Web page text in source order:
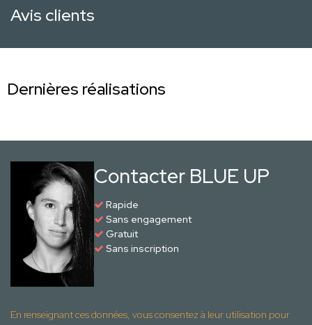
Avis clients
Dernières réalisations
Contacter BLUE UP
Rapide
Sans engagement
Gratuit
Sans inscription
En renseignant ces données, vous consentez à leur utilisation pour